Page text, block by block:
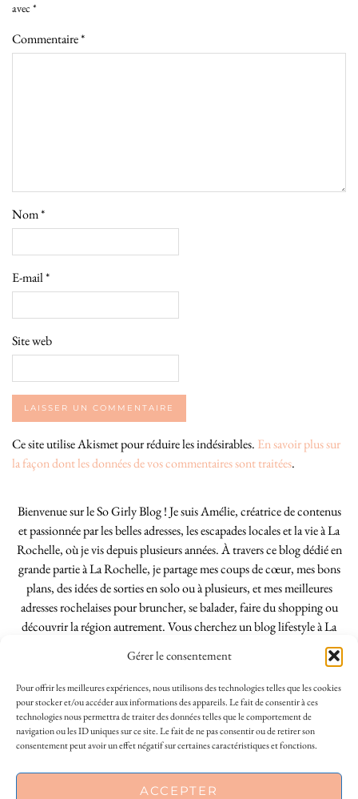
This site uses cookies to deliver its services
Gérer le consentement
Pour offrir les meilleures expériences, nous utilisons des technologies telles que les cookies
pour stocker et/ou accéder aux informations des appareils. Le fait de consentir à ces
technologies nous permettra de traiter des données telles que le comportement de
navigation ou les ID uniques sur ce site. Le fait de ne pas consentir ou de retirer son
consentement peut avoir un effet négatif sur certaines caractéristiques et fonctions.
ACCEPTER
avec *
Commentaire*
Nom*
E-mail*
Site web
Ce site utilise Akismet pour réduire les indésirables. En savoir plus sur
la façon dont les données de vos commentaires sont traitées.
Bienvenue sur le So Girly Blog ! Je suis Amélie, créatrice de contenus
et passionnée par les belles adresses, les escapades locales et la vie à La
Rochelle, où je vis depuis plusieurs années. À travers ce blog dédié en
grande partie à La Rochelle, je partage mes coups de cœur, mes bons
plans, des idées de sorties en solo ou à plusieurs, et mes meilleures
adresses rochelaises pour bruncher, se balader, faire du shopping ou
découvrir la région autrement. Vous cherchez un blog lifestyle à La
Rochelle, tenu par une locale ? Vous êtes au bon endroit. Que vous
soyez Rochelais·e ou de passage dans notre belle ville, j’espère que mes
articles vous aideront à profiter de La Rochelle comme un·e vrai·e
initié·e. !